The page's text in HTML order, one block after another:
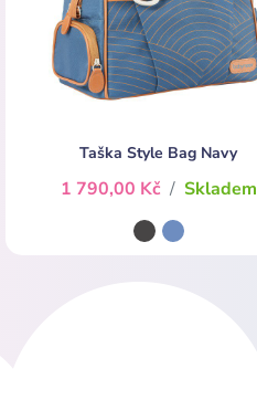
Taška Style Bag Navy
1 790,00 Kč / Skladem